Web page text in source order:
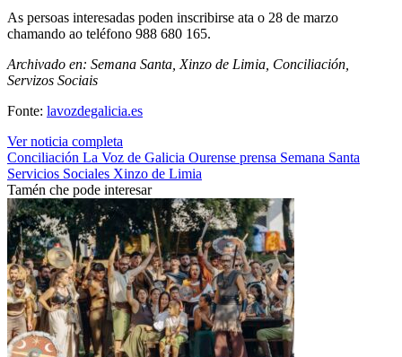
As persoas interesadas poden inscribirse ata o 28 de marzo
chamando ao teléfono 988 680 165.
Archivado en: Semana Santa, Xinzo de Limia, Conciliación,
Servizos Sociais
Fonte: lavozdegalicia.es
Ver noticia completa
Conciliación La Voz de Galicia Ourense prensa Semana Santa
Servicios Sociales Xinzo de Limia
Tamén che pode interesar